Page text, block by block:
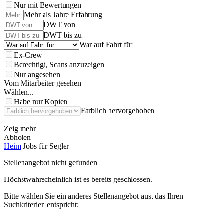
Nur mit Bewertungen
Mehr als Jahre Erfahrung
DWT von
DWT bis zu
War auf Fahrt für
Ex-Crew
Berechtigt, Scans anzuzeigen
Nur angesehen
Vom Mitarbeiter gesehen
Wählen...
Habe nur Kopien
Farblich hervorgehoben
Zeig mehr
Abholen
Heim Jobs für Segler
Stellenangebot nicht gefunden
Höchstwahrscheinlich ist es bereits geschlossen.
Bitte wählen Sie ein anderes Stellenangebot aus, das Ihren
Suchkriterien entspricht: